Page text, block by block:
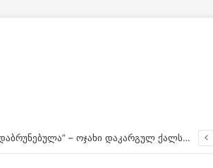
ავარიის დროს მოტოციკლზე ორი ახალგაზრდა იჯდა, მათგან ერთი მძიმე მდგომარეობაშია – სად მოხდა შეჯახება?